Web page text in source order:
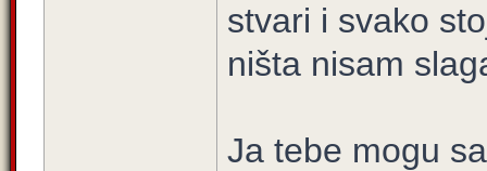
stvari i svako
ništa nisam
Ja tebe mogu